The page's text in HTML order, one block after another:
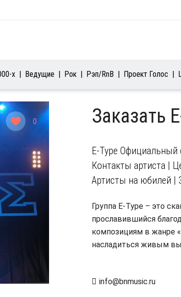
х Ведущие Рок Рэп/RnB Проект Голос
0 Заказать
E-Type Официальный
Контакты артиста |
Артисты на юбилей |
Группа E-Type – это
прославившийся
композициям в жанре
насладиться живым
info@bnmusic.ru